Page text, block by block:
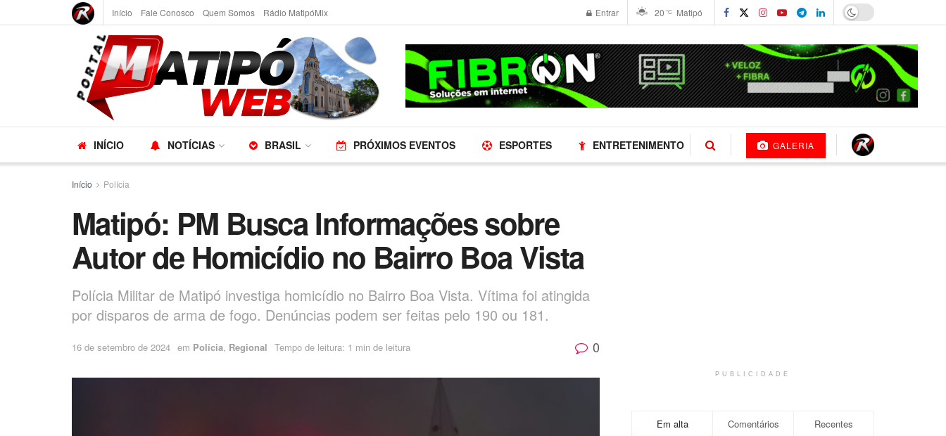
Início Fale Conosco Quem Somos Rádio MatipóMix Entrar 20 °C Matipó
INÍCIO NOTÍCIAS BRASIL PRÓXIMOS EVENTOS ESPORTES ENTRETENIMENTO GALERIA
Início Polícia
Matipó: PM Busca Informações sobre
Autor de Homicídio no Bairro Boa Vista
Polícia Militar de Matipó investiga homicídio no Bairro Boa Vista. Vítima foi atingida
por disparos de arma de fogo. Denúncias podem ser feitas pelo 190 ou 181.
16 de setembro de 2024 em Polícia, Regional Tempo de leitura: 1 min de leitura 0
PUBLICIDADE
Em alta Comentários Recentes